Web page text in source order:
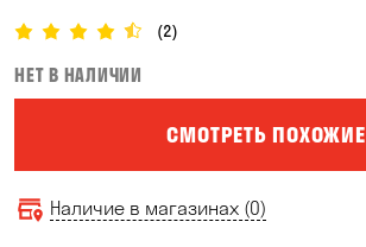
(2)
НЕТ В НАЛИЧИИ
СМОТРЕТЬ ПОХОЖИЕ
Наличие в магазинах (0)